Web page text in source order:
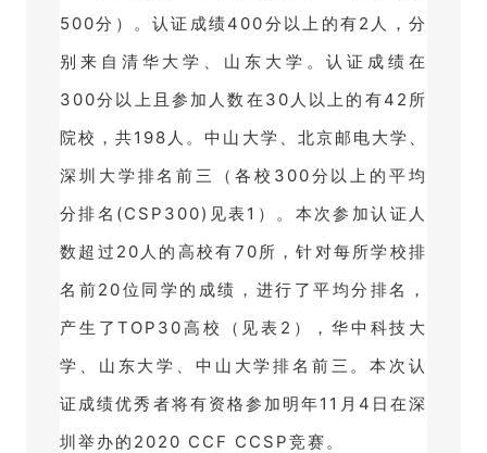
500分）。认证成绩400分以上的有2人，分
别来自清华大学、山东大学。认证成绩在
300分以上且参加人数在30人以上的有42所
院校，共198人。中山大学、北京邮电大学、
深圳大学排名前三（各校300分以上的平均
分排名(CSP300)见表1）。 本次参加认证人
数超过20人的高校有70所，针对每所学校排
名前20位同学的成绩，进行了平均分排名，
产生了TOP30高校（见表2），华中科技大
学、山东大学、中山大学排名前三。本次认
证成绩优秀者将有资格参加明年11月4日在深
圳举办的2020 CCF CCSP竞赛。